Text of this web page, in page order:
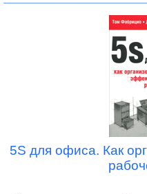
5S для офиса. Как